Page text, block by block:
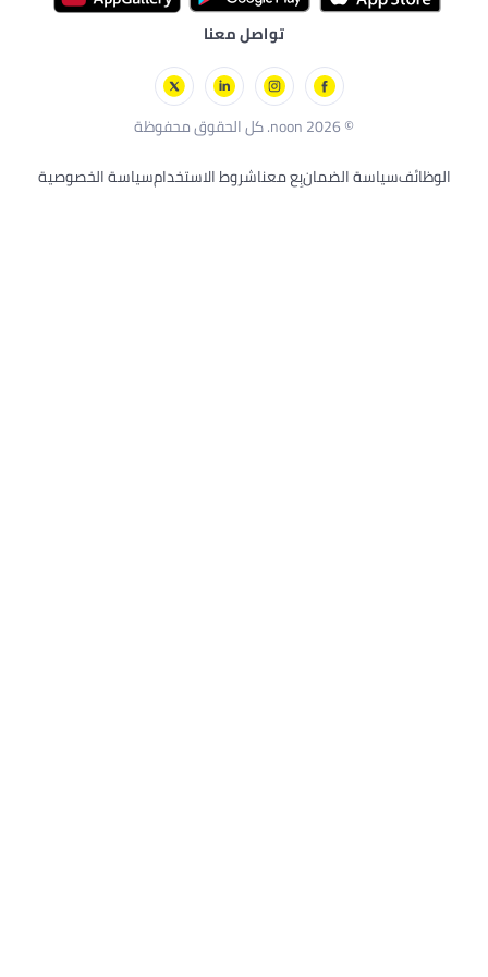
مستلزمات العناية الصحية
بريستيج
تواصل معنا
الوظائفسياسة الضمانبِع معناشروط الاستخدامسياسة الخصوصية